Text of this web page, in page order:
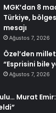
MGK’dan 8
Türkiye,
mesajı
Ağustos 7, 2026
Özel’den
“Esprisini bile
Ağustos 7, 2026
Murat